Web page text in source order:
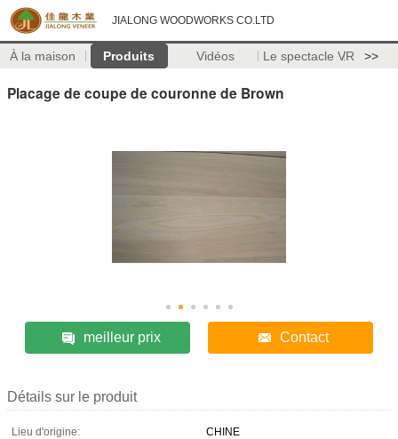
JIALONG WOODWORKS CO.LTD
À la maison Produits Vidéos Le spectacle VR >>
Placage de coupe de couronne de Brown
meilleur prix Contact
Détails sur le produit
Lieu d'origine:
CHINE